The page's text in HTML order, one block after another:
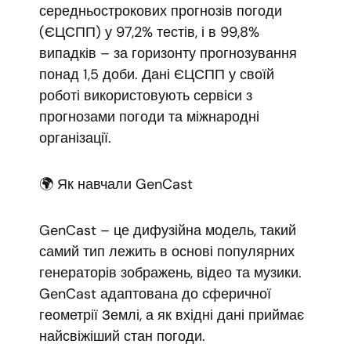
середньострокових прогнозів погоди
(ЄЦСПП) у 97,2% тестів, і в 99,8%
випадків – за горизонту прогнозування
понад 1,5 доби. Дані ЄЦСПП у своїй
роботі використовують сервіси з
прогнозами погоди та міжнародні
організації.
🌍 Як навчали GenCast
GenCast – це дифузійна модель, такий
самий тип лежить в основі популярних
генераторів зображень, відео та музики.
GenCast адаптована до сферичної
геометрії Землі, а як вхідні дані приймає
найсвіжіший стан погоди.